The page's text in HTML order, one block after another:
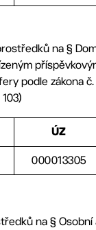
na §
podle zákona č.
ÚZ
000013305
na § Osobní